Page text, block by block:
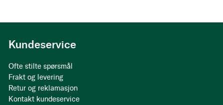
Kundeservice
Ofte stilte spørsmål
Frakt og levering
Retur og reklamasjon
Kontakt kundeservice